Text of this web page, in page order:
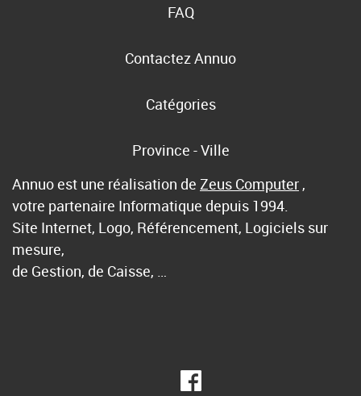
FAQ
Contactez Annuo
Catégories
Province - Ville
Annuo est une réalisation de Zeus Computer ,
votre partenaire Informatique depuis 1994.
Site Internet, Logo, Référencement, Logiciels sur
mesure,
de Gestion, de Caisse, …